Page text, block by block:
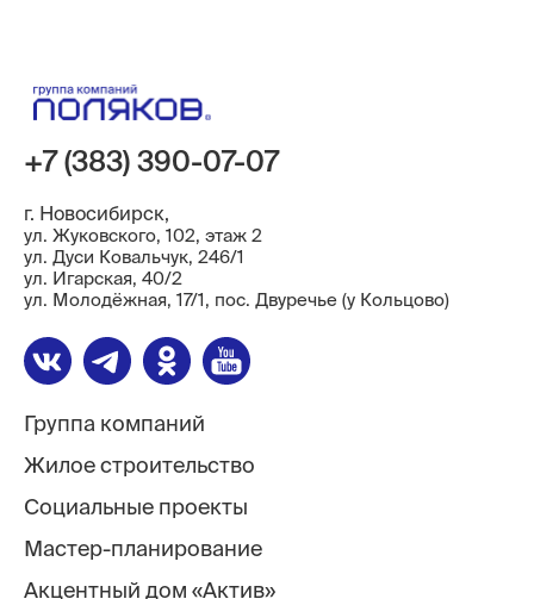
+7 (383) 390-07-07
г. Новосибирск,
ул. Жуковского, 102, этаж 2
ул. Дуси Ковальчук, 246/1
ул. ​Игарская, 40/2
ул. Молодёжная, 17/1, пос. Двуречье (у Кольцово)
Группа компаний
Жилое строительство
Социальные проекты
Мастер-планирование
Акцентный дом «Актив»